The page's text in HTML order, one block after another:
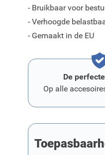
- Bruikbaar voor
- Verhoogde
- Gemaakt in de EU
De
Op alle